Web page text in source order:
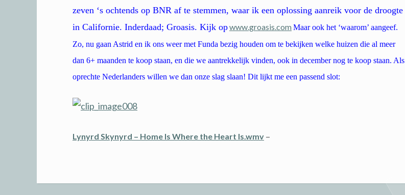
zeven ‘s ochtends op BNR af te stemmen, waar ik een oplossing aanreik voor de droogte
in Californie. Inderdaad; Groasis. Kijk opwww.groasis.comMaar ook het ‘waarom’ aangeef.
Zo, nu gaan Astrid en ik ons weer met Funda bezig houden om te bekijken welke huizen die al meer
dan 6+ maanden te koop staan, en die we aantrekkelijk vinden, ook in december nog te koop staan. Als
oprechte Nederlanders willen we dan onze slag slaan! Dit lijkt me een passend slot:
Lynyrd Skynyrd – Home Is Where the Heart Is.wmv –